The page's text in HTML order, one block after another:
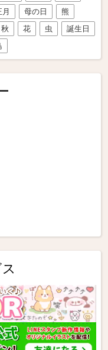
母の日
熊
秋 花 虫
誕生日